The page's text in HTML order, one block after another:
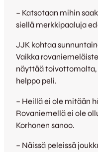
– Katsotaan mihin
siellä merkkipaaluja
JJK kohtaa
Vaikka
näyttää toivottomalta,
helppo peli.
– Heillä ei ole mitään
Rovaniemellä ei ole
Korhonen sanoo.
– Näissä peleissä